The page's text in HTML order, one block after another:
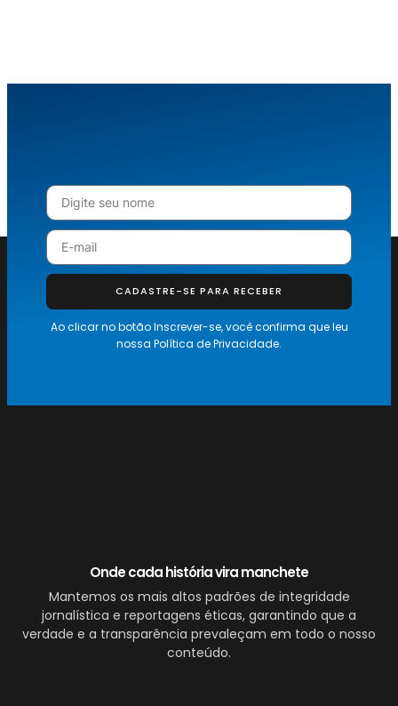
CADASTRE-SE PARA RECEBER
Ao clicar no botão Inscrever-se, você confirma que leu
nossa Política de Privacidade.
Onde cada história vira manchete
Mantemos os mais altos padrões de integridade
jornalística e reportagens éticas, garantindo que a
verdade e a transparência prevaleçam em todo o nosso
conteúdo.